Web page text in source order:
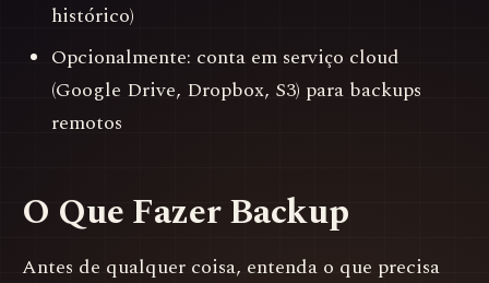
histórico)
Opcionalmente: conta em serviço cloud
(Google Drive, Dropbox, S3) para backups
remotos
O Que Fazer Backup
Antes de qualquer coisa, entenda o que precisa